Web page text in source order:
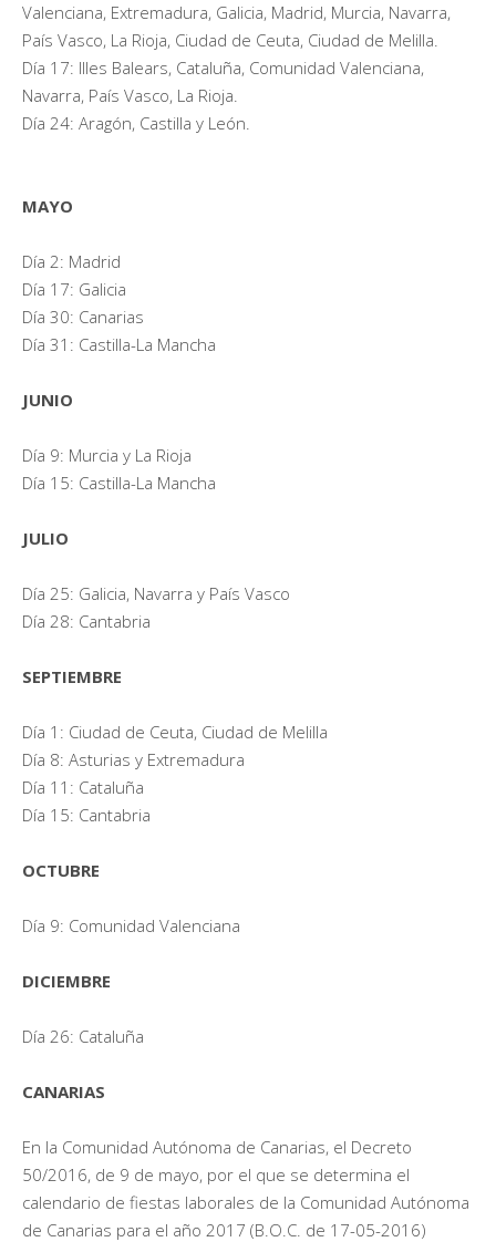
Valenciana, Extremadura, Galicia, Madrid, Murcia, Navarra,
País Vasco, La Rioja, Ciudad de Ceuta, Ciudad de Melilla.
Día 17: Illes Balears, Cataluña, Comunidad Valenciana,
Navarra, País Vasco, La Rioja.
Día 24: Aragón, Castilla y León.
MAYO
Día 2: Madrid
Día 17: Galicia
Día 30: Canarias
Día 31: Castilla-La Mancha
JUNIO
Día 9: Murcia y La Rioja
Día 15: Castilla-La Mancha
JULIO
Día 25: Galicia, Navarra y País Vasco
Día 28: Cantabria
SEPTIEMBRE
Día 1: Ciudad de Ceuta, Ciudad de Melilla
Día 8: Asturias y Extremadura
Día 11: Cataluña
Día 15: Cantabria
OCTUBRE
Día 9: Comunidad Valenciana
DICIEMBRE
Día 26: Cataluña
CANARIAS
En la Comunidad Autónoma de Canarias, el Decreto
50/2016, de 9 de mayo, por el que se determina el
calendario de fiestas laborales de la Comunidad Autónoma
de Canarias para el año 2017 (B.O.C. de 17-05-2016)